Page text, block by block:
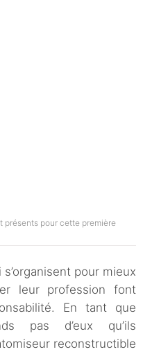
présents pour cette première
pour mieux
leur profession font
En tant que
pas d’eux qu’ils
reconstructible